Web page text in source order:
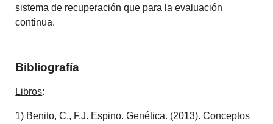
sistema de recuperación que para la evaluación
continua.
Bibliografía
Libros:
1) Benito, C., F.J. Espino. Genética. (2013). Conceptos